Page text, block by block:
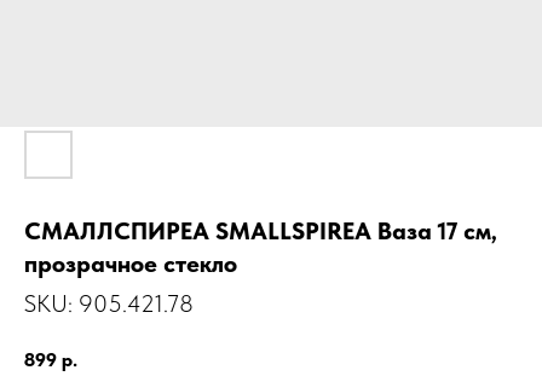
СМАЛЛСПИРЕА SMALLSPIREA Ваза 17 см,
прозрачное стекло
SKU: 905.421.78
899 р.